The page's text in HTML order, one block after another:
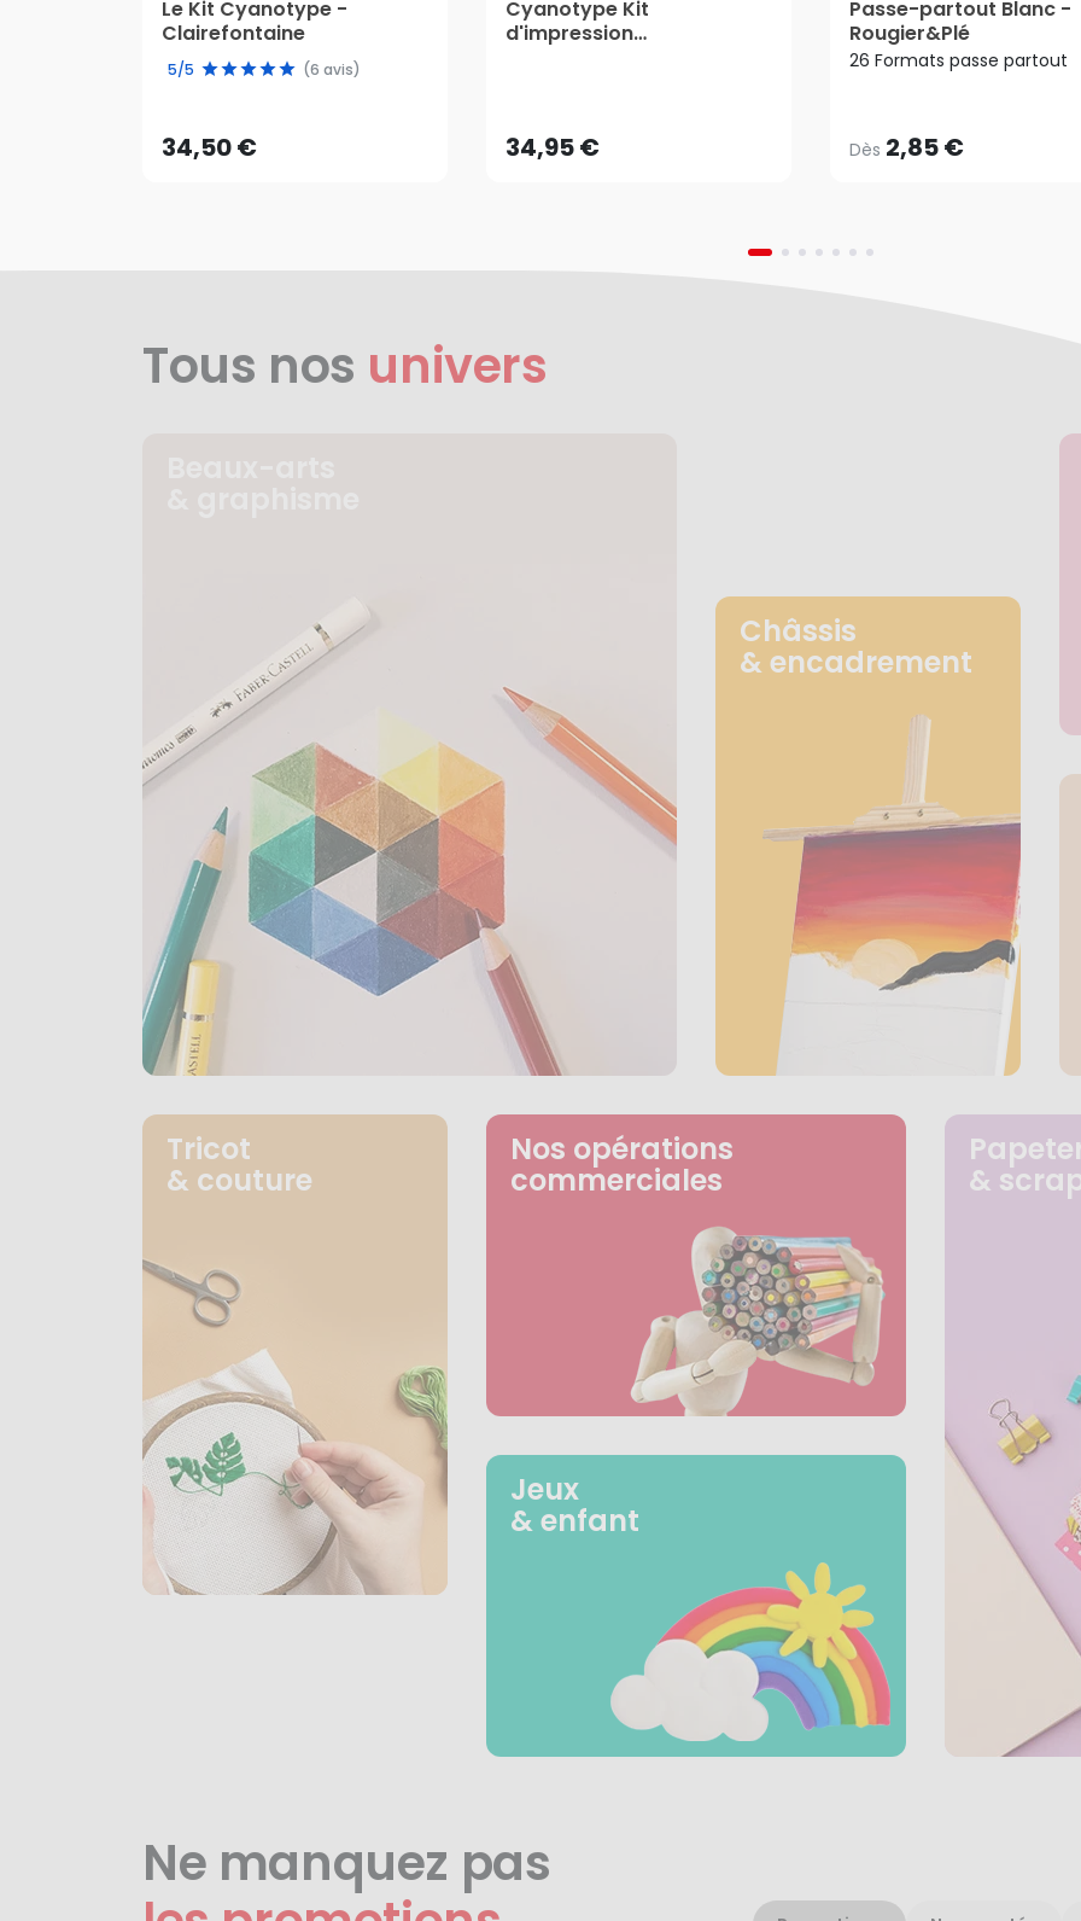
Le Kit Cyanotype -
Clairefontaine
5/5 (6 avis)
34,50 €
34,50 €
AJOUTER AU PANIER
Cyanotype Kit
d'impression
34,95 €AJOUTER AU PANIER
Passe-partout Blanc -
Rougier&Plé
26 Formats passe partout
Dès 2,85 €
Dès2,85 €
Tous nos univers
Châssis
& encadrement
Tricot
& couture
Nos opérations
commerciales
Jeux
& enfant
&
Ne manquez pas